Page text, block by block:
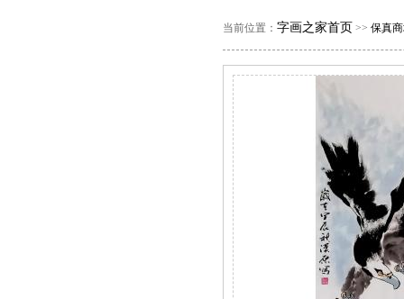
当前位置： 字画之家首页 >> 保真